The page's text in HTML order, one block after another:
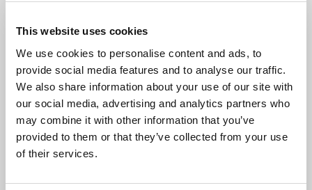
This website uses cookies
We use cookies to personalise content and ads, to
provide social media features and to analyse our traffic.
We also share information about your use of our site with
our social media, advertising and analytics partners who
may combine it with other information that you’ve
provided to them or that they’ve collected from your use
of their services.
DODAJ KOMENTARZ